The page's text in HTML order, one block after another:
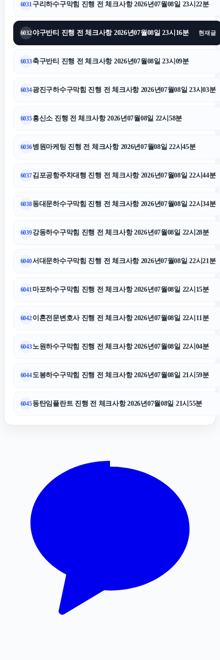
중랑구하수구막힘
서초성범죄변호사
폰테크
수원법무법인
동작하수구막힘
부산휴대폰성지
6031 구리하수구막힘 진행 전 체크사항 2026년07월08일 23시22분
6032야구반티 진행 전 체크사항 2026년07월08일 23시16분 현재글
6033축구반티 진행 전 체크사항 2026년07월08일 23시09분
6034광진구하수구막힘 진행 전 체크사항 2026년07월08일 23시03분
6035흥신소 진행 전 체크사항 2026년07월08일 22시58분
6036병원마케팅 진행 전 체크사항 2026년07월08일 22시45분
6037김포공항주차대행 진행 전 체크사항 2026년07월08일 22시44분
6038동대문하수구막힘 진행 전 체크사항 2026년07월08일 22시34분
6039강동하수구막힘 진행 전 체크사항 2026년07월08일 22시28분
6040서대문하수구막힘 진행 전 체크사항 2026년07월08일 22시21분
6041 마포하수구막힘 진행 전 체크사항 2026년07월08일 22시15분
6042이혼전문변호사 진행 전 체크사항 2026년07월08일 22시11분
6043노원하수구막힘 진행 전 체크사항 2026년07월08일 22시04분
6044도봉하수구막힘 진행 전 체크사항 2026년07월08일 21시59분
6045동탄임플란트 진행 전 체크사항 2026년07월08일 21시55분